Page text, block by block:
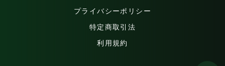
プライバシーポリシー
特定商取引法
利用規約